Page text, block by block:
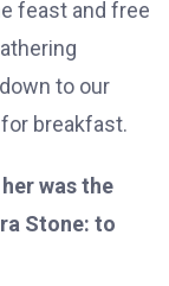
feast and free
to our
breakfast.
was the
Stone: to